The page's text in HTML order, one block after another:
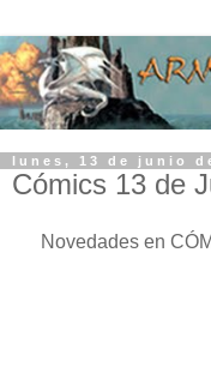
lunes, 13 de junio
Cómics 13 de
Novedades en